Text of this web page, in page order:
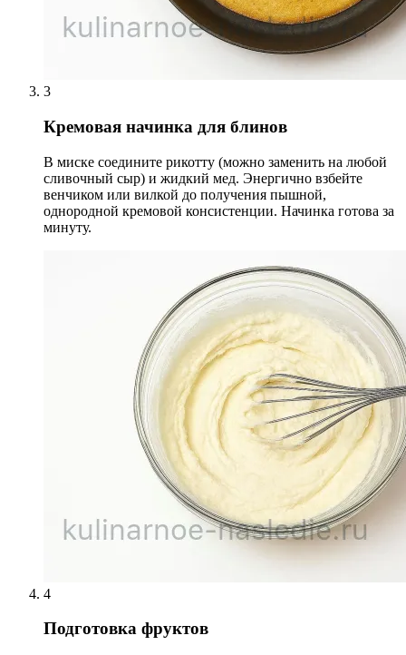
3
Кремовая начинка для блинов
В миске соедините рикотту (можно заменить на любой
сливочный сыр) и жидкий мед. Энергично взбейте
венчиком или вилкой до получения пышной,
однородной кремовой консистенции. Начинка готова за
минуту.
4
Подготовка фруктов